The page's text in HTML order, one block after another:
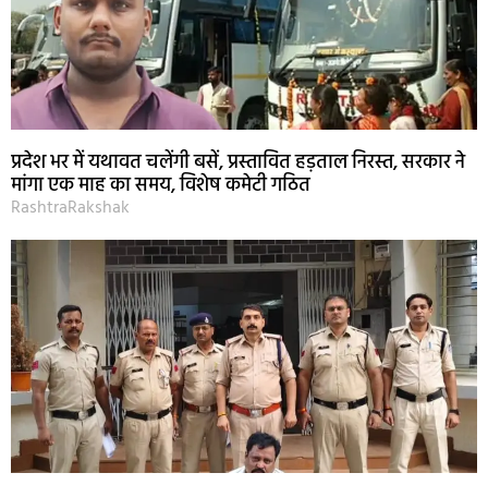
प्रदेश भर में यथावत चलेंगी बसें, प्रस्तावित हड़ताल निरस्त, सरकार ने
मांगा एक माह का समय, विशेष कमेटी गठित
RashtraRakshak